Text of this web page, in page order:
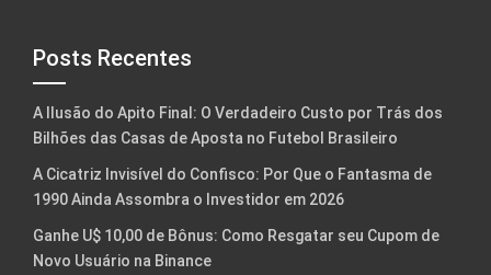
Posts Recentes
A Ilusão do Apito Final: O Verdadeiro Custo por Trás dos
Bilhões das Casas de Aposta no Futebol Brasileiro
A Cicatriz Invisível do Confisco: Por Que o Fantasma de
1990 Ainda Assombra o Investidor em 2026
Ganhe U$ 10,00 de Bônus: Como Resgatar seu Cupom de
Novo Usuário na Binance